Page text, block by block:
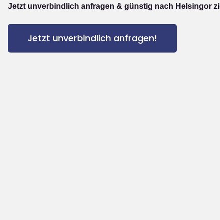
Jetzt unverbindlich anfragen & günstig nach Helsingor
Jetzt unverbindlich anfragen!